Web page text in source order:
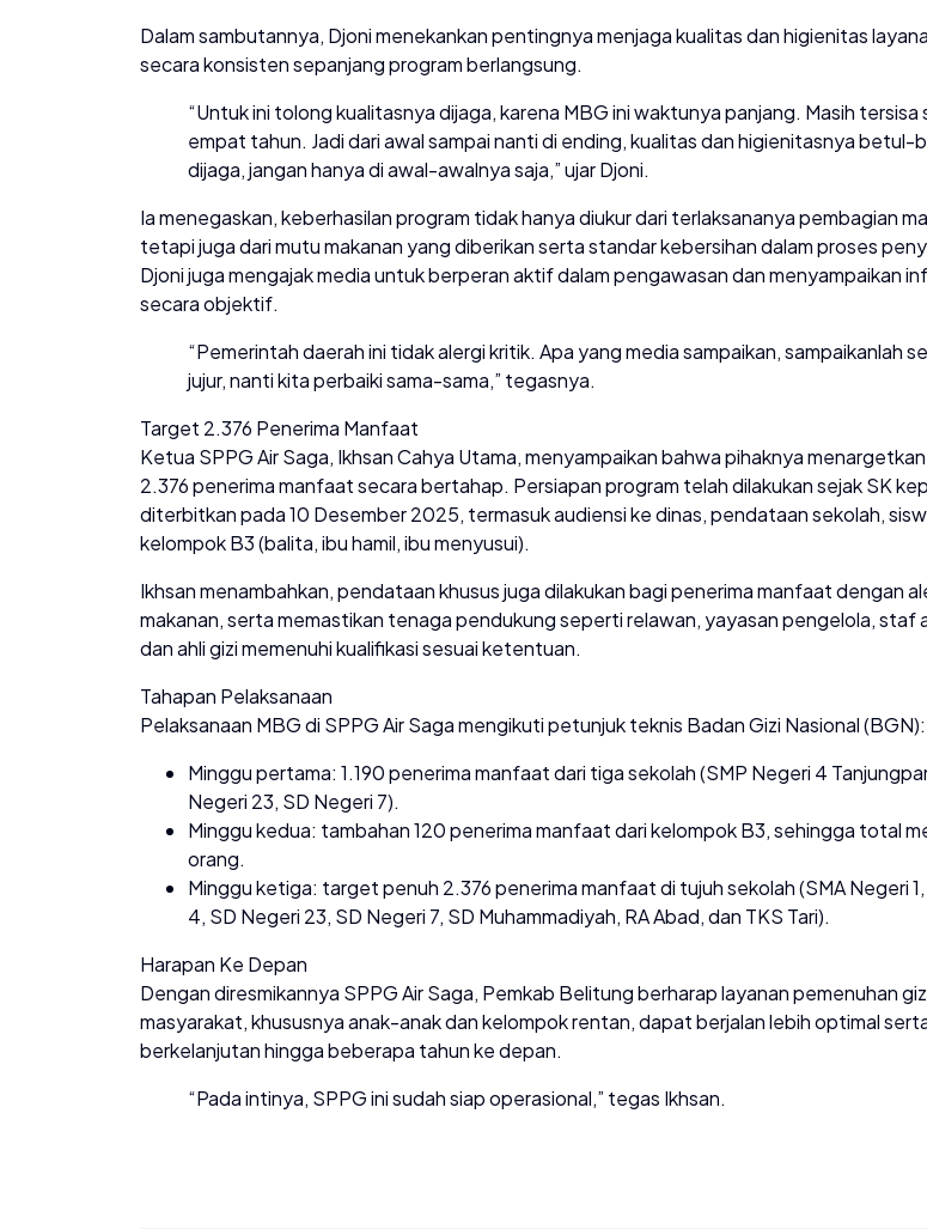
Dalam sambutannya, Djoni menekankan pentingnya menjaga kualitas dan higienitas
secara konsisten sepanjang program berlangsung.
“Untuk ini tolong kualitasnya dijaga, karena MBG ini waktunya panjang. Masih tersisa
empat tahun. Jadi dari awal sampai nanti di ending, kualitas dan higienitasnya betul-
dijaga, jangan hanya di awal-awalnya saja,” ujar Djoni.
Ia menegaskan, keberhasilan program tidak hanya diukur dari terlaksananya pembagian
tetapi juga dari mutu makanan yang diberikan serta standar kebersihan dalam proses
Djoni juga mengajak media untuk berperan aktif dalam pengawasan dan menyampaikan
secara objektif.
“Pemerintah daerah ini tidak alergi kritik. Apa yang media sampaikan, sampaikanlah
jujur, nanti kita perbaiki sama-sama,” tegasnya.
Target 2.376 Penerima Manfaat
Ketua SPPG Air Saga, Ikhsan Cahya Utama, menyampaikan bahwa pihaknya
2.376 penerima manfaat secara bertahap. Persiapan program telah dilakukan sejak SK
diterbitkan pada 10 Desember 2025, termasuk audiensi ke dinas, pendataan sekolah,
kelompok B3 (balita, ibu hamil, ibu menyusui).
Ikhsan menambahkan, pendataan khusus juga dilakukan bagi penerima manfaat dengan
makanan, serta memastikan tenaga pendukung seperti relawan, yayasan pengelola, staf
dan ahli gizi memenuhi kualifikasi sesuai ketentuan.
Tahapan Pelaksanaan
Pelaksanaan MBG di SPPG Air Saga mengikuti petunjuk teknis Badan Gizi Nasional (BGN):
Minggu pertama: 1.190 penerima manfaat dari tiga sekolah (SMP Negeri 4
Negeri 23, SD Negeri 7).
Minggu kedua: tambahan 120 penerima manfaat dari kelompok B3, sehingga total
orang.
Minggu ketiga: target penuh 2.376 penerima manfaat di tujuh sekolah (SMA Negeri
4, SD Negeri 23, SD Negeri 7, SD Muhammadiyah, RA Abad, dan TKS Tari).
Harapan Ke Depan
Dengan diresmikannya SPPG Air Saga, Pemkab Belitung berharap layanan pemenuhan
masyarakat, khususnya anak-anak dan kelompok rentan, dapat berjalan lebih optimal
berkelanjutan hingga beberapa tahun ke depan.
“Pada intinya, SPPG ini sudah siap operasional,” tegas Ikhsan.